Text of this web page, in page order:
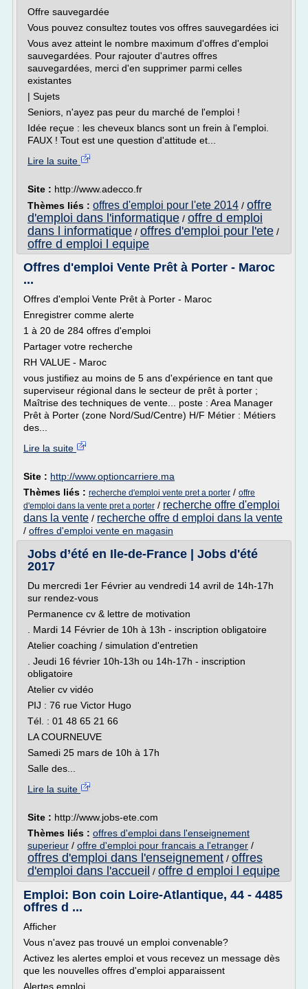
Offre sauvegardée
Vous pouvez consultez toutes vos offres sauvegardées ici
Vous avez atteint le nombre maximum d'offres d'emploi
sauvegardées. Pour rajouter d'autres offres
sauvegardées, merci d'en supprimer parmi celles
existantes
| Sujets
Seniors, n'ayez pas peur du marché de l'emploi !
Idée reçue : les cheveux blancs sont un frein à l'emploi.
FAUX ! Tout est une question d'attitude et...
Lire la suite
Site : http://www.adecco.fr
Thèmes liés : offres d'emploi pour l'ete 2014 / offre
d'emploi dans l'informatique / offre d emploi
dans l informatique / offres d'emploi pour l'ete /
offre d emploi l equipe
Offres d'emploi Vente Prêt à Porter - Maroc
...
Offres d'emploi Vente Prêt à Porter - Maroc
Enregistrer comme alerte
1 à 20 de 284 offres d'emploi
Partager votre recherche
RH VALUE - Maroc
vous justifiez au moins de 5 ans d'expérience en tant que
superviseur régional dans le secteur de prêt à porter ;
Maîtrise des techniques de vente... poste : Area Manager
Prêt à Porter (zone Nord/Sud/Centre) H/F Métier : Métiers
des...
Lire la suite
Site : http://www.optioncarriere.ma
Thèmes liés : recherche d'emploi vente pret a porter / offre
d'emploi dans la vente pret a porter / recherche offre d'emploi
dans la vente / recherche offre d emploi dans la vente
/ offres d'emploi vente en magasin
Jobs d’été en Ile-de-France | Jobs d'été
2017
Du mercredi 1er Février au vendredi 14 avril de 14h-17h
sur rendez-vous
Permanence cv & lettre de motivation
. Mardi 14 Février de 10h à 13h - inscription obligatoire
Atelier coaching / simulation d'entretien
. Jeudi 16 février 10h-13h ou 14h-17h - inscription
obligatoire
Atelier cv vidéo
PIJ : 76 rue Victor Hugo
Tél. : 01 48 65 21 66
LA COURNEUVE
Samedi 25 mars de 10h à 17h
Salle des...
Lire la suite
Site : http://www.jobs-ete.com
Thèmes liés : offres d'emploi dans l'enseignement
superieur / offre d'emploi pour francais a l'etranger /
offres d'emploi dans l'enseignement / offres
d'emploi dans l'accueil / offre d emploi l equipe
Emploi: Bon coin Loire-Atlantique, 44 - 4485
offres d ...
Afficher
Vous n'avez pas trouvé un emploi convenable?
Activez les alertes emploi et vous recevez un message dès
que les nouvelles offres d'emploi apparaissent
Alertes emploi